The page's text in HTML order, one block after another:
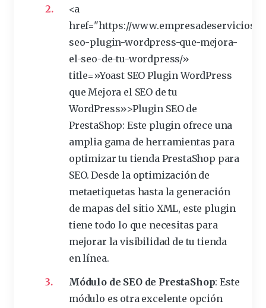
<a
href="https://
seo-plugin-wordpress-que-mejora-
el-seo-de-tu-wordpress/»
title=»Yoast SEO Plugin WordPress
que Mejora el SEO de tu
WordPress»>Plugin SEO de
PrestaShop: Este plugin ofrece una
amplia gama de herramientas para
optimizar tu tienda PrestaShop para
SEO. Desde la optimización de
metaetiquetas hasta la generación
de mapas del sitio XML, este plugin
tiene todo lo que necesitas para
mejorar la visibilidad de tu tienda
en línea.
Módulo de SEO de PrestaShop: Este
módulo es otra excelente opción